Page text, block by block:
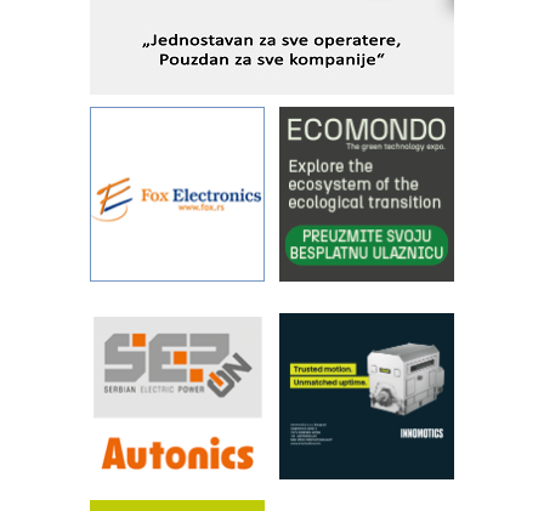
IBeRTIM - oprema za ispitivanje
STAUFF – Komponente koje
povećavaju pouzdanost hidrauličkih
YAMADA pumpe – japanska
pouzdanost u transferu fluida
Filtration Group Industrial – Napredna
rešenja za filtraciju u hidrauličkim i
RILINEX kompanije Rittal
FANUC: Najbolje za vašu pametnu
automatizaciju
Efikasno upravljanje energijom
Automatizacija pakovanja · Display